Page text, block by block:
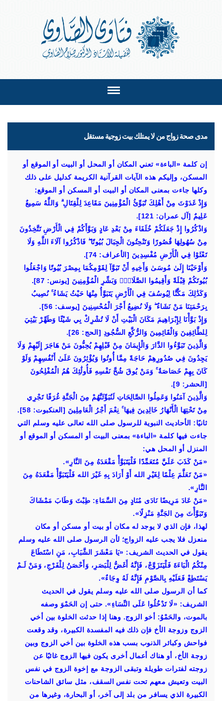
مدى صحة زواج من لا يمتلك بيت زوجية مستقل
إن كلمة «الباءة» تعني المكان أو المحل أو البيت أو الموقع أو
المسكن، وإليكم هذه الآيات القرآنية الكريمة كدليل على ذلك
وكلها جاءت بمعنى المكان أو البيت أو المسكن أو الموقع:
وَإِذْ غَدَوْتَ مِنْ أَهْلِكَ تُبَوِّئُ الْمُؤْمِنِينَ مَقَاعِدَ لِلْقِتَالِ ۗ وَاللَّهُ سَمِيعٌ
عَلِيمٌ [آل عمران: 121].
وَاذْكُرُوا إِذْ جَعَلَكُمْ خُلَفَاءَ مِنْ بَعْدِ عَادٍ وَبَوَّأَكُمْ فِي الْأَرْضِ تَتَّخِذُونَ
مِنْ سُهُولِهَا قُصُورًا وَتَنْحِتُونَ الْجِبَالَ بُيُوتًا ۖ فَاذْكُرُوا آلَاءَ اللَّهِ وَلَا
تَعْثَوْا فِي الْأَرْضِ مُفْسِدِينَ [الأعراف: 74].
وَأَوْحَيْنَا إِلَىٰ مُوسَىٰ وَأَخِيهِ أَنْ تَبَوَّآ لِقَوْمِكُمَا بِمِصْرَ بُيُوتًا وَاجْعَلُوا
بُيُوتَكُمْ قِبْلَةً وَأَقِيمُوا الصَّلَاةَۗ وَبَشِّرِ الْمُؤْمِنِينَ [يونس: 87].
وَكَذَٰلِكَ مَكَّنَّا لِيُوسُفَ فِي الْأَرْضِ يَتَبَوَّأُ مِنْهَا حَيْثُ يَشَاءُ ۚ نُصِيبُ
بِرَحْمَتِنَا مَنْ نَشَاءُ ۖ وَلَا نُضِيعُ أَجْرَ الْمُحْسِنِينَ [يوسف: 56].
وَإِذْ بَوَّأْنَا لِإِبْرَاهِيمَ مَكَانَ الْبَيْتِ أَنْ لَا تُشْرِكْ بِي شَيْئًا وَطَهِّرْ بَيْتِيَ
لِلطَّائِفِينَ وَالْقَائِمِينَ وَالرُّكَّعِ السُّجُودِ [الحج: 26].
وَالَّذِينَ تَبَوَّءُوا الدَّارَ وَالْإِيمَانَ مِنْ قَبْلِهِمْ يُحِبُّونَ مَنْ هَاجَرَ إِلَيْهِمْ وَلَا
يَجِدُونَ فِي صُدُورِهِمْ حَاجَةً مِمَّا أُوتُوا وَيُؤْثِرُونَ عَلَىٰ أَنْفُسِهِمْ وَلَوْ
كَانَ بِهِمْ خَصَاصَةٌ ۚ وَمَنْ يُوقَ شُحَّ نَفْسِهِ فَأُولَٰئِكَ هُمُ الْمُفْلِحُونَ
[الحشر: 9].
وَالَّذِينَ آمَنُوا وَعَمِلُوا الصَّالِحَاتِ لَنُبَوِّئَنَّهُمْ مِنَ الْجَنَّةِ غُرَفًا تَجْرِي
مِنْ تَحْتِهَا الْأَنْهَارُ خَالِدِينَ فِيهَا ۚ نِعْمَ أَجْرُ الْعَامِلِينَ [العنكبوت: 58].
ثانيًا: الأحاديث النبوية للرسول صلى الله تعالى عليه وسلم التي
جاءت فيها كلمة «الباءة» بمعنى البيت أو المسكن أو الموقع أو
المنزل أو المحل هي:
«مَنْ كَذَبَ عَلَيَّ مُتَعَمِّدًا فَلْيَتَبَوَّأْ مَقْعَدَهُ مِنَ النَّارِ».
«مَنْ تَعَلَّمَ عِلْمًا لِغَيْرِ الله أَوْ أَرَادَ بِهِ غَيْرَ الله فَلْيَتَبَوَّأْ مَقْعَدَهُ مِنَ
النَّارِ».
«مَنْ عَادَ مَرِيضًا نَادَى مُنَادٍ مِنَ السَّمَاءِ: طِبْتَ وَطَابَ مَمْشَاكَ
وَتَبَوَّأْتَ مِنَ الجَنَّةِ مَنْزِلًا».
لهذا، فإن الذي لا يوجد له مكان أو بيت أو مسكن أو مكان
منعزل فلا يجب عليه الزواج؛ لأن الرسول صلى الله عليه وسلم
يقول في الحديث الشريف: «يَا مَعْشَرَ الشَّبَابِ، مَنِ اسْتَطَاعَ
مِنْكُمُ الْبَاءَةَ فَلْيَتَزَوَّجْ، فَإِنَّهُ أَغَضُّ لِلْبَصَرِ، وَأَحْصَنُ لِلْفَرْجِ، وَمَنْ لَـمْ
يَسْتَطِعْ فَعَلَيْهِ بِالصَّوْمِ فَإِنَّهُ لَهُ وِجَاءٌ».
كما أن الرسول صلى الله عليه وسلم يقول في الحديث
الشريف: «لَا تَدْخُلُوا عَلَى النِّسَاءِ». حتى إن الحَمْوَ وصفه
بالموت، والحَمْوُ: أخو الزوج. وهنا إذا حدثت الخلوة بين أخي
الزوج وزوجة الأخ فإن ذلك فيه المفسدة الكبيرة، وقد وقعت
فواحش وكبائر الذنوب بسب هذه الخلوة بين أخي الزوج وبين
زوجة الأخ، أو هناك أعمال أخرى يكون فيها الزوج غائبًا عن
زوجته لفترات طويلة وتبقى الزوجة مع إخوة الزوج في نفس
البيت وتعيش معهم تحت نفس السقف، مثل سائق الشاحنات
الكبيرة الذي يسافر من بلد إلى آخر، أو البحارة، وغيرها من